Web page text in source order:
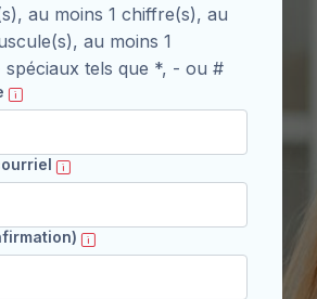
au moins 1 chiffre(s), au
au moins 1
spéciaux tels que *, - ou #